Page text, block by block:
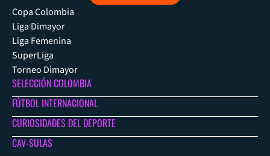
Copa Colombia
Liga Dimayor
Liga Femenina
SuperLiga
Torneo Dimayor
SELECCIÓN COLOMBIA
FÚTBOL INTERNACIONAL
CURIOSIDADES DEL DEPORTE
CAV-SULAS